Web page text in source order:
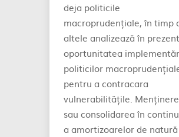
deja politicile
macroprudențiale, în timp
altele analizează în prezent
oportunitatea
politicilor
pentru a contracara
vulnerabilitățile.
sau consolidarea în
a amortizoarelor de natură